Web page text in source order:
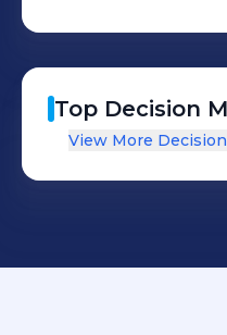
Top Decision
View More